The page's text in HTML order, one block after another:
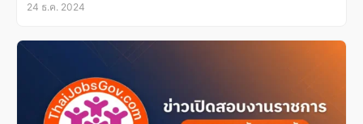
24 ธ.ค. 2024